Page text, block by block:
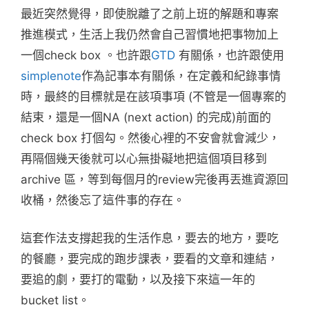
最近突然覺得，即使脫離了之前上班的解題和專案
推進模式，生活上我仍然會自己習慣地把事物加上
一個check box 。也許跟GTD 有關係，也許跟使用
simplenote作為記事本有關係，在定義和紀錄事情
時，最終的目標就是在該項事項 (不管是一個專案的
結束，還是一個NA (next action) 的完成)前面的
check box 打個勾。然後心裡的不安會就會減少，
再隔個幾天後就可以心無掛礙地把這個項目移到
archive 區，等到每個月的review完後再丟進資源回
收桶，然後忘了這件事的存在。
這套作法支撐起我的生活作息，要去的地方，要吃
的餐廳，要完成的跑步課表，要看的文章和連結，
要追的劇，要打的電動，以及接下來這一年的
bucket list。